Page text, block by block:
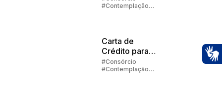
no consórcio?
#Contemplação
Carta de
Crédito para
Veículos
#Consórcio
#Contemplação